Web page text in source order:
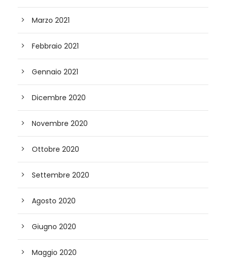
Marzo 2021
Febbraio 2021
Gennaio 2021
Dicembre 2020
Novembre 2020
Ottobre 2020
Settembre 2020
Agosto 2020
Giugno 2020
Maggio 2020